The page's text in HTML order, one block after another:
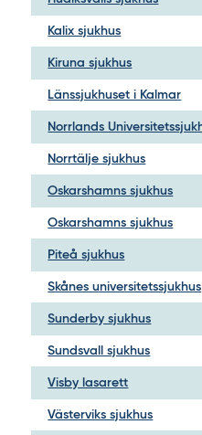
Kalix sjukhus
Kiruna sjukhus
Länssjukhuset i Kalmar
Norrlands
Norrtälje sjukhus
Oskarshamns sjukhus
Oskarshamns sjukhus
Piteå sjukhus
Skånes
Sunderby sjukhus
Sundsvall sjukhus
Visby lasarett
Västerviks sjukhus